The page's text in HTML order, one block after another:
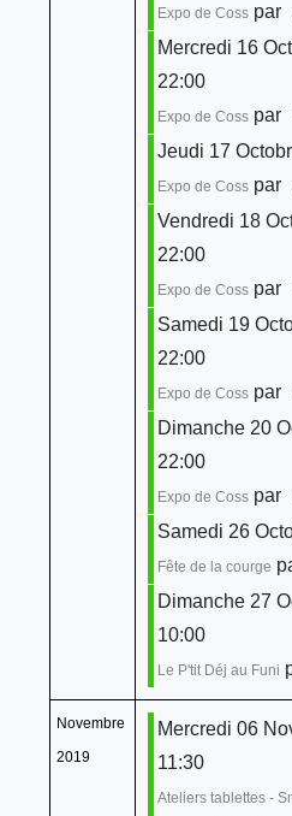
Expo de Cosspar
Mercredi 16
22:00
Expo de Cosspar
Jeudi 17
Expo de Cosspar
Vendredi 18
22:00
Expo de Cosspar
Samedi 19
22:00
Expo de Cosspar
Dimanche 20
22:00
Expo de Cosspar
Samedi 26
Fête de la courge
Dimanche 27
10:00
Le P'tit Déj au Funi
Novembre
2019
Mercredi 06
11:30
Ateliers tablettes -